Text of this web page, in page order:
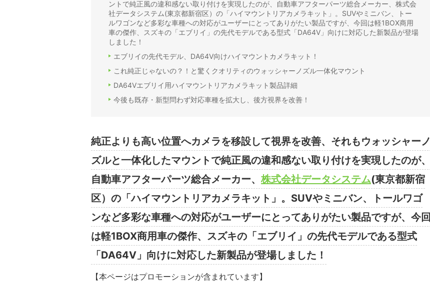
ントで純正風の違和感ない取り付けを実現したのが、自動車アフターパーツ総合メーカー、株式会
社データシステム(東京都新宿区）の「ハイマウントリアカメラキット」。SUVやミニバン、トー
ルワゴンなど多彩な車種への対応がユーザーにとってありがたい製品ですが、今回は軽1BOX商用
車の傑作、スズキの「エブリイ」の先代モデルである型式「DA64V」向けに対応した新製品が登場
しました！
エブリイの先代モデル、DA64V向けハイマウントカメラキット！
これ純正じゃないの？！と驚くクオリティのウォッシャーノズル一体化マウント
DA64Vエブリイ用ハイマウントリアカメラキット製品詳細
今後も既存・新型問わず対応車種を拡大し、後方視界を改善！
純正よりも高い位置へカメラを移設して視界を改善、それもウォッシャーノ
ズルと一体化したマウントで純正風の違和感ない取り付けを実現したのが、
自動車アフターパーツ総合メーカー、 株式会社データシステム(東京都新宿
区）の「ハイマウントリアカメラキット」。SUVやミニバン、トールワゴ
ンなど多彩な車種への対応がユーザーにとってありがたい製品ですが、今回
は軽1BOX商用車の傑作、スズキの「エブリイ」の先代モデルである型式
「DA64V」向けに対応した新製品が登場しました！
【本ページはプロモーションが含まれています】